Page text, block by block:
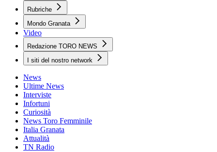
Rubriche
Mondo Granata
Video
Redazione TORO NEWS
I siti del nostro network
News
Ultime News
Interviste
Infortuni
Curiosità
News Toro Femminile
Italia Granata
Attualità
TN Radio